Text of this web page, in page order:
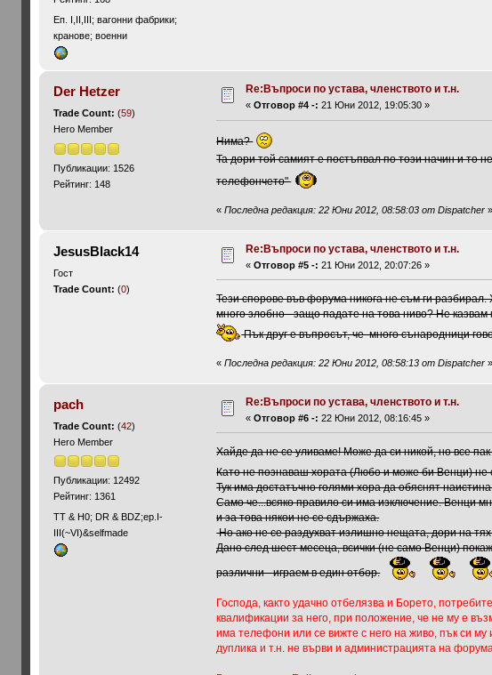
Еп. І,ІІ,III; вагонни фабрики;
кранове; военни
Der Hetzer
Trade Count: (59)
Hero Member
Публикации: 1526
Рейтинг: 148
Re:Въпроси по устава, членството и т.н.
« Отговор #4 -: 21 Юни 2012, 19:05:30 »
Нима?
Та дори той самият е постъпвал по този начин и то
телефончето"
«Последна редакция: 22 Юни 2012, 08:58:03 от Dispatcher »
JesusBlack14
Гост
Trade Count: (0)
Re:Въпроси по устава, членството и т.н.
« Отговор #5 -: 21 Юни 2012, 20:07:26 »
Тези спорове във форума никога не съм ги
много злобно - защо падате на това ниво? Не
Пък друг е въпросът, че много сънародници
«Последна редакция: 22 Юни 2012, 08:58:13 от Dispatcher »
pach
Trade Count: (42)
Hero Member
Публикации: 12492
Рейтинг: 1361
ТТ & Н0; DR & BDZ;ep.I-
III(~VI)&selfmade
Re:Въпроси по устава, членството и т.н.
« Отговор #6 -: 22 Юни 2012, 08:16:45 »
Хайде да не се уливаме! Може да си никой, но все
Като не познаваш хората (Любо и може би Венци)
Тук има достатъчно голями хора да обяснят
Само че...всяко правило си има изключение. Венци
и за това някои не се сдържаха.
Но ако не се раздухват излишно нещата, дори на
Дано след шест месеца, всички (не само Венци)
различни - играем в един отбор.
Господа, както удачно отбелязва и Борето,
квалификации за него, при положение, че не му е
има телефони или се вижте с него на живо, пък си му
дуплика и т.н. не върви и администрацията на